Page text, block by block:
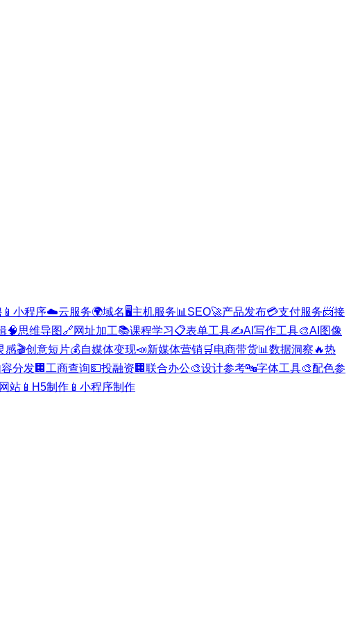
📱 小程序☁️云服务🌍域名 🖥️主机服务📊 SEO🚀产品发布💳支付服务📨接
🧠思维导图🔗网址加工📚课程学习📋表单工具✍️AI写作工具🎨AI图像
感🎬创意短片💰自媒体变现📣新媒体营销 🛒 电商带货📊 数据洞察 🔥热
分发🏢 工商查询💵投融资 🏢 联合办公🎨设计参考🔤字体工具🎨配色参
站 📱 H5制作 📱 小程序制作